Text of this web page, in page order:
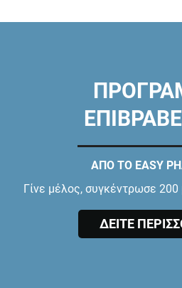
ΑΠΟ ΤΟ EASY
Γίνε μέλος, συγκέντρωσε 200
ΔΕΙΤΕ